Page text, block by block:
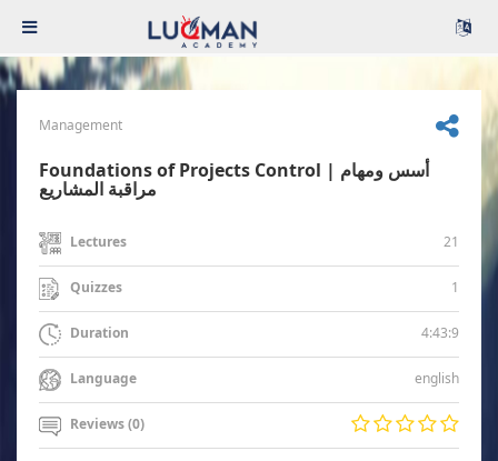
Management
Foundations of Projects Control | أسس ومهام
مراقبة المشاريع
Lectures 21
Quizzes 1
Duration 4:43:9
Language english
Reviews (0)